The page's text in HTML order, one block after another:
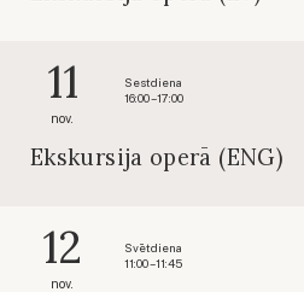
11
nov.
Sestdiena
16:00 – 17:00
Ekskursija operā (ENG)
12
nov.
Svētdiena
11:00 – 11:45